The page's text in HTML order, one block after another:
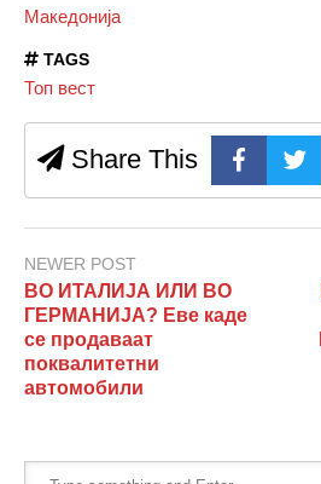
Македонија
TAGS
Топ вест
Share This
NEWER POST
ВО ИТАЛИЈА ИЛИ ВО
ГЕРМАНИЈА? Еве каде
се продаваат
поквалитетни
автомобили